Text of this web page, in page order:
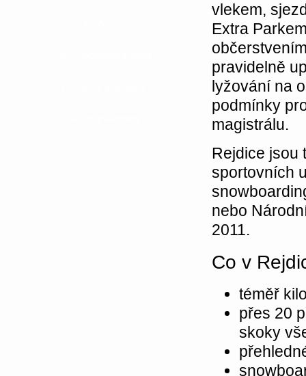
vlekem,
Extra
pravidelně
lyžování na
podmínky
magistrálu.
Rejdice jsou
sportovních
nebo
2011.
Co v
téměř
přes 20
skoky